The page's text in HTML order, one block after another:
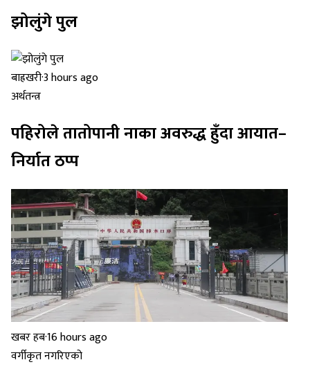
झोलुंगे पुल
बाह्रखरी·3 hours ago
अर्थतन्त्र
पहिरोले तातोपानी नाका अवरुद्ध हुँदा आयात–
निर्यात ठप्प
खबर हब·16 hours ago
वर्गीकृत नगरिएको